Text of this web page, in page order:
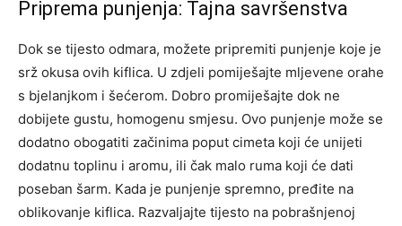
Priprema punjenja: Tajna savršenstva
Dok se tijesto odmara, možete pripremiti punjenje koje je
srž okusa ovih kiflica. U zdjeli pomiješajte mljevene orahe
s bjelanjkom i šećerom. Dobro promiješajte dok ne
dobijete gustu, homogenu smjesu. Ovo punjenje može se
dodatno obogatiti začinima poput cimeta koji će unijeti
dodatnu toplinu i aromu, ili čak malo ruma koji će dati
poseban šarm. Kada je punjenje spremno, pređite na
oblikovanje kiflica. Razvaljajte tijesto na pobrašnjenoj